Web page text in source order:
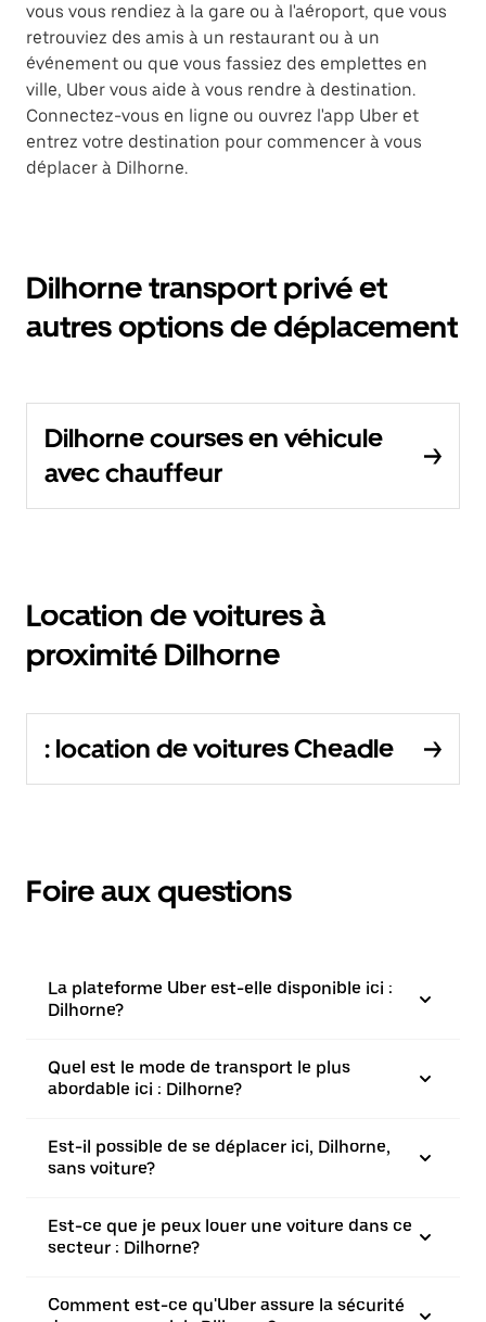
vous vous rendiez à la gare ou à l'aéroport, que vous
retrouviez des amis à un restaurant ou à un
événement ou que vous fassiez des emplettes en
ville, Uber vous aide à vous rendre à destination.
Connectez-vous en ligne ou ouvrez l'app Uber et
entrez votre destination pour commencer à vous
déplacer à Dilhorne.
Dilhorne transport privé et
autres options de déplacement
Dilhorne courses en véhicule
avec chauffeur
Location de voitures à
proximité Dilhorne
: location de voitures Cheadle
Foire aux questions
La plateforme Uber est-elle disponible ici :
Dilhorne?
Quel est le mode de transport le plus
abordable ici : Dilhorne?
Est-il possible de se déplacer ici, Dilhorne,
sans voiture?
Est-ce que je peux louer une voiture dans ce
secteur : Dilhorne?
Comment est-ce qu'Uber assure la sécurité